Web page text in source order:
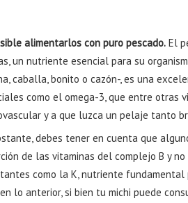
alimentarlos con puro pescado. El
un nutriente esencial para su
caballa, bonito o cazón-, es una
como el omega-3, que entre otras
y a que luzca un pelaje tanto
debes tener en cuenta que
de las vitaminas del complejo B y
como la K, nutriente fundamental
lo anterior, si bien tu michi puede